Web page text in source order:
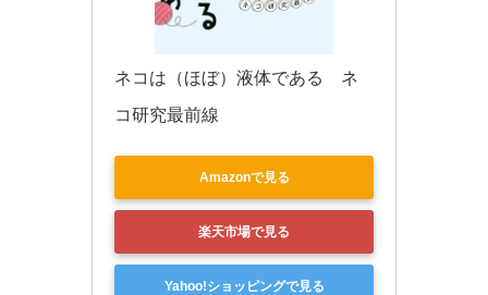
ネコは（ほぼ）液体である　ネ
コ研究最前線
Amazonで見る
楽天市場で見る
Yahoo!ショッピングで見る